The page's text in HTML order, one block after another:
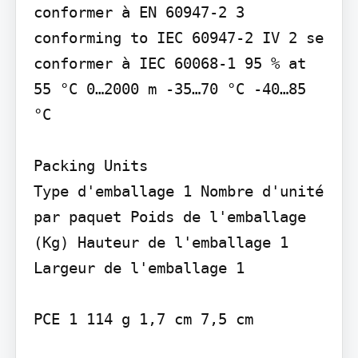
conformer à EN 60947-2 3
conforming to IEC 60947-2 IV 2 se
conformer à IEC 60068-1 95 % at
55 °C 0…2000 m -35…70 °C -40…85
°C
Packing Units
Type d'emballage 1 Nombre d'unité
par paquet Poids de l'emballage
(Kg) Hauteur de l'emballage 1
Largeur de l'emballage 1
PCE 1 114 g 1,7 cm 7,5 cm